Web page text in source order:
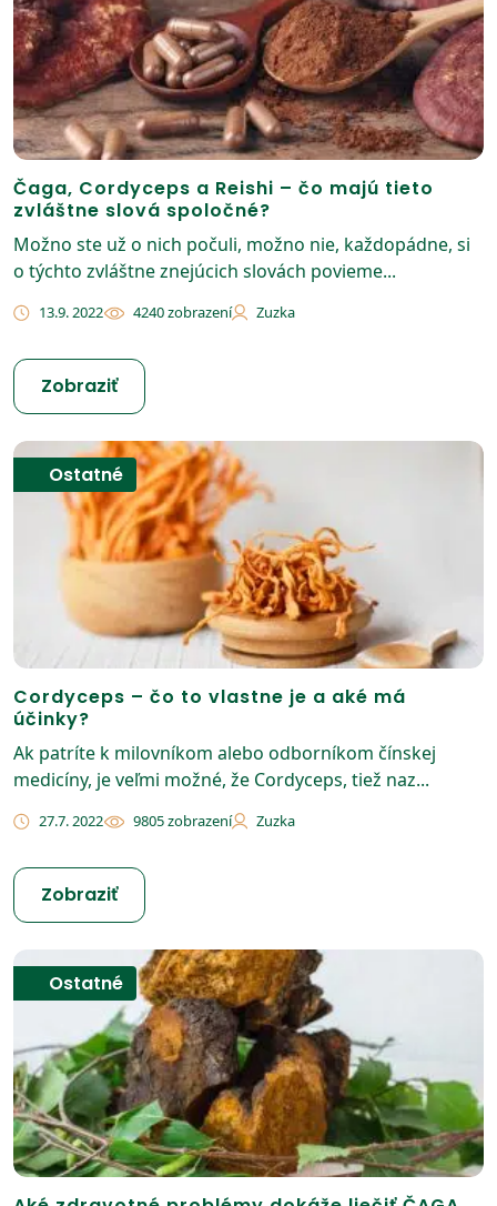
Čaga, Cordyceps a Reishi – čo majú tieto
zvláštne slová spoločné?
Možno ste už o nich počuli, možno nie, každopádne, si
o týchto zvláštne znejúcich slovách povieme...
13.9. 2022 4240 zobrazení Zuzka
Zobraziť
Ostatné
Cordyceps – čo to vlastne je a aké má
účinky?
Ak patríte k milovníkom alebo odborníkom čínskej
medicíny, je veľmi možné, že Cordyceps, tiež naz...
27.7. 2022 9805 zobrazení Zuzka
Zobraziť
Ostatné